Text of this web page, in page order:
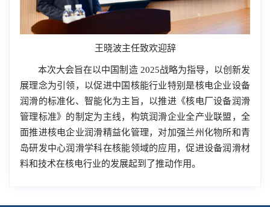
王晓波主任致欢迎辞
本次大会旨在以中国制造 2025战略为指导，以创新发
展理念为引领，以促进中国核能行业特别是核电企业设备
润滑的标准化、智能化为主旨，以推进《核电厂设备润滑
管理标准》的制定为主线，构筑润滑企业全产业联盟，全
面推进核电企业润滑精益化管理，对加强兰州化物所和青
岛研发中心润滑学科在核能领域的应用，促进设备润滑材
料和技术在核电行业的发展起到了推动作用。